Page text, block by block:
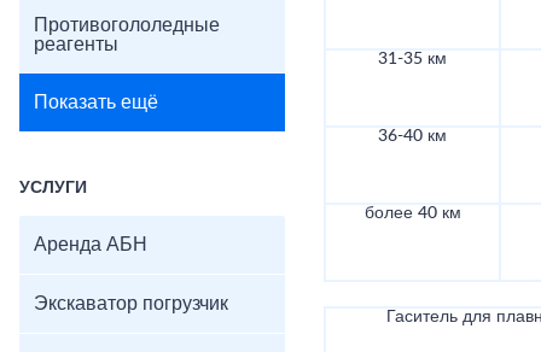
Противогололедные
реагенты
Показать ещё
УСЛУГИ
Аренда АБН
Экскаватор погрузчик
31-35 км
36-40 км
более 40 км
Гаситель для